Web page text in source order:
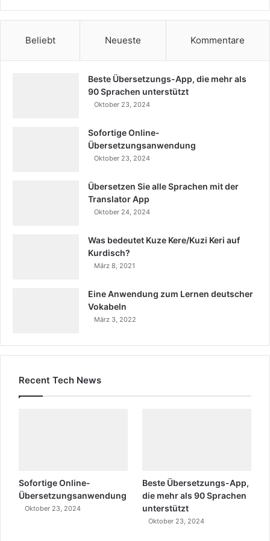
Beliebt Neueste Kommentare
Beste Übersetzungs-App, die mehr als
90 Sprachen unterstützt
Oktober 23, 2024
Sofortige Online-
Übersetzungsanwendung
Oktober 23, 2024
Übersetzen Sie alle Sprachen mit der
Translator App
Oktober 24, 2024
Was bedeutet Kuze Kere/Kuzi Keri auf
Kurdisch?
März 8, 2021
Eine Anwendung zum Lernen deutscher
Vokabeln
März 3, 2022
Recent Tech News
Sofortige Online-
Übersetzungsanwendung
Oktober 23, 2024
Beste Übersetzungs-App,
die mehr als 90 Sprachen
unterstützt
Oktober 23, 2024